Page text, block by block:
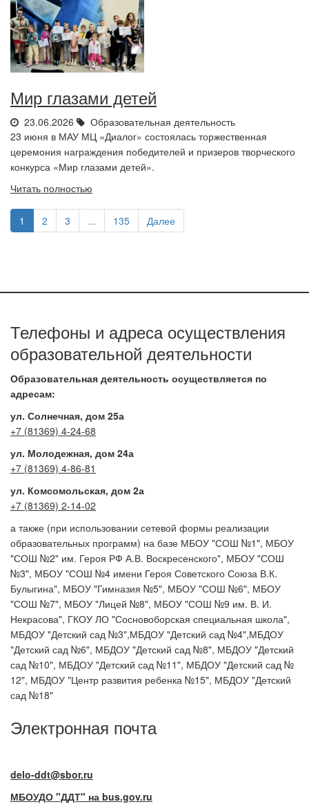
Мир глазами детей
23.06.2026
Образовательная деятельность
23 июня в МАУ МЦ «Диалог» состоялась торжественная
церемония награждения победителей и призеров творческого
конкурса «Мир глазами детей».
Читать полностью
1 2 3 ... 135 Далее
Телефоны и адреса осуществления
образовательной деятельности
Образовательная деятельность осуществляется по
адресам:
ул. Солнечная, дом 25а
+7 (81369) 4-24-68
ул. Молодежная, дом 24а
+7 (81369) 4-86-81
ул. Комсомольская, дом 2а
+7 (81369) 2-14-02
а также (при использовании сетевой формы реализации
образовательных программ) на базе МБОУ "СОШ №1", МБОУ
"СОШ №2" им. Героя РФ А.В. Воскресенского", МБОУ "СОШ
№3", МБОУ "СОШ №4 имени Героя Советского Союза В.К.
Булыгина", МБОУ "Гимназия №5", МБОУ "СОШ №6", МБОУ
"СОШ №7", МБОУ "Лицей №8", МБОУ "СОШ №9 им. В. И.
Некрасова", ГКОУ ЛО "Сосновоборская специальная школа",
МБДОУ "Детский сад №3",МБДОУ "Детский сад №4",МБДОУ
"Детский сад №6", МБДОУ "Детский сад №8", МБДОУ "Детский
сад №10", МБДОУ "Детский сад №11", МБДОУ "Детский сад №
12", МБДОУ "Центр развития ребенка №15", МБДОУ "Детский
сад №18"
Электронная почта
delo-ddt@sbor.ru
МБОУДО "ДДТ" на bus.gov.ru